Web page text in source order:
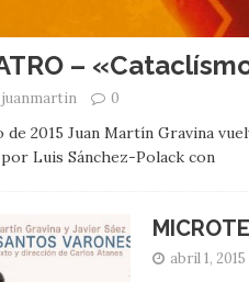
–
juanmartin 0
de 2015 Juan Martín Gravina
por Luis Sánchez-
abril 1, 2015